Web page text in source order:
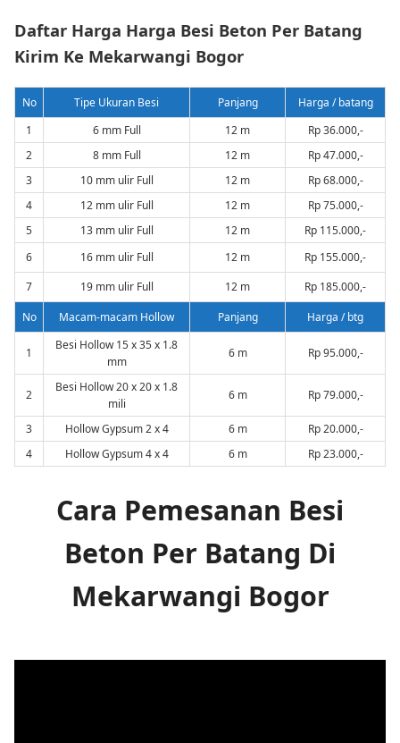
Daftar Harga Harga Besi Beton Per Batang
Kirim Ke Mekarwangi Bogor
No Tipe Ukuran Besi Panjang
Harga / batang
1
6 mm Full 12 m
Rp 36.000,-
2
8 mm Full 12 m
Rp 47.000,-
3
10 mm ulir Full 12 m
Rp 68.000,-
4
12 mm ulir Full 12 m
Rp 75.000,-
5
13 mm ulir Full 12 m
Rp 115.000,-
6
16 mm ulir Full 12 m
Rp 155.000,-
7
19 mm ulir Full 12 m
Rp 185.000,-
No
Macam-macam Hollow Panjang Harga / btg
1
Besi Hollow 15 x 35 x 1.8
mm
6 m Rp 95.000,-
2
Besi Hollow 20 x 20 x 1.8
mili
6 m Rp 79.000,-
3 Hollow Gypsum 2 x 4 6 m
Rp 20.000,-
4
Hollow Gypsum 4 x 4 6 m Rp 23.000,-
Cara Pemesanan Besi
Beton Per Batang Di
Mekarwangi Bogor